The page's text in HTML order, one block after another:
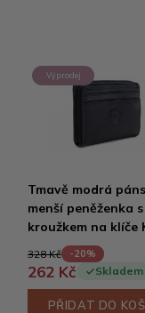
Výprodej
Tmavě modrá
menší peněženka s
kroužkem na klíče
328 Kč -20%
262 Kč Skladem
PŘIDAT DO